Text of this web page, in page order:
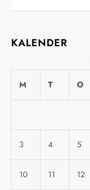
l
g
g
s
n
a
KALENDER
M
T O
3 4 5
10 11 12